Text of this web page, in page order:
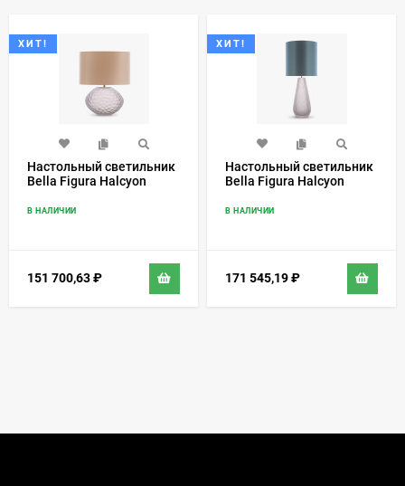
ХИТ!
Настольный светильник
Bella Figura Halcyon
В НАЛИЧИИ
151 700,63₽
ХИТ!
Настольный светильник
Bella Figura Halcyon
В НАЛИЧИИ
171 545,19₽